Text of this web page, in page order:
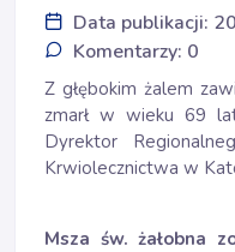
Data publikacji:
Komentarzy: 0
Z głębokim żalem
zmarł w wieku 69
Dyrektor
Krwiolecznictwa w
Msza św. żałobna